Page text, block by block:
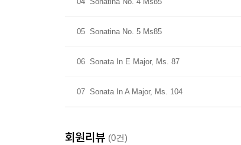
05 Sonatina No. 5 Ms85
06 Sonata In E Major, Ms. 87
07 Sonata In A Major, Ms. 104
회원리뷰 (0건)